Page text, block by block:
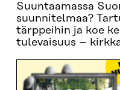
Suuntaamassa
suunnitelmaa?
tärppeihin ja koe
tulevaisuus –